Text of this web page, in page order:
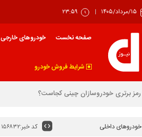
۱۵/مرداد/۱۴۰۵ ۲۳:۵۹
صفحه نخست خودروهای خارجی
شرایط فروش خودرو
بهار زیان‌ساز خودرو
خودروهای داخلی کد خبر:۱۵۶۸۳۲